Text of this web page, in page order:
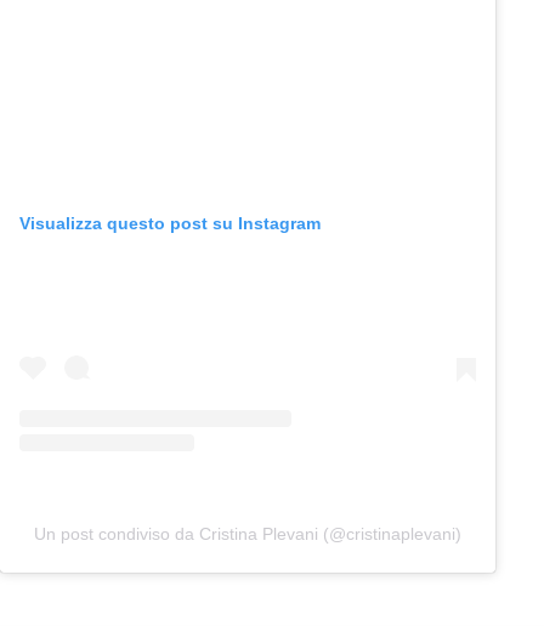
Visualizza questo post su Instagram
Un post condiviso da Cristina Plevani (@cristinaplevani)